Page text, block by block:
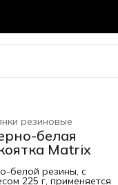
резиновые
белая
Matrix
белой резины, с
225 г, применяется